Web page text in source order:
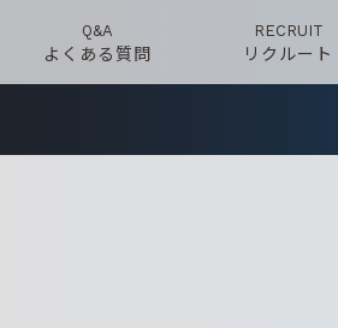
Q&A
よくある質問
RECRUIT
リクルート